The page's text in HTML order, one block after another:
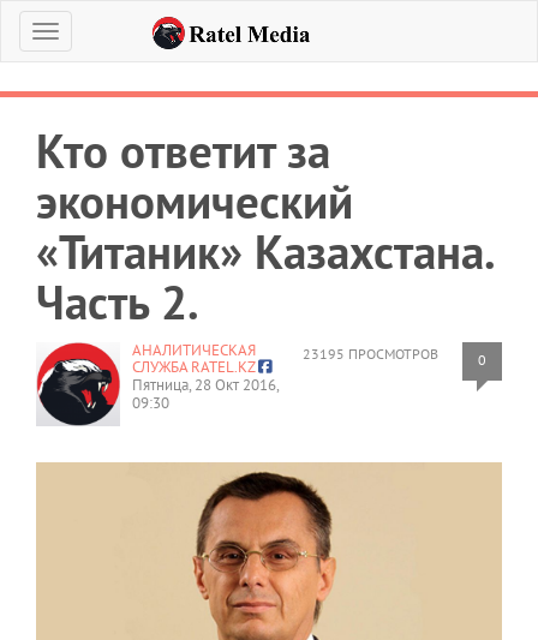
Меню
Кто ответит за
экономический
«Титаник» Казахстана.
Часть 2.
23195 ПРОСМОТРОВ 0
АНАЛИТИЧЕСКАЯ
СЛУЖБА RATEL.KZ
Пятница, 28 Окт 2016,
09:30